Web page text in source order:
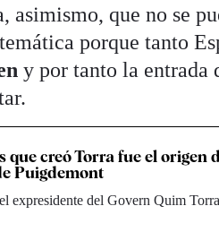
que no se
porque tanto
y por tanto la entrada
que creó Torra fue el origen
Puigdemont
expresidente del Govern Quim